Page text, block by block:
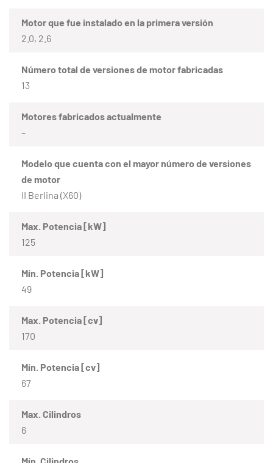
Motor que fue instalado en la primera versión
2.0, 2.6
Número total de versiones de motor fabricadas
13
Motores fabricados actualmente
–
Modelo que cuenta con el mayor número de versiones
de motor
II Berlina (X60)
Max. Potencia [kW]
125
Mín. Potencia [kW]
49
Max. Potencia [cv]
170
Mín. Potencia [cv]
67
Max. Cilindros
6
Mín. Cilindros